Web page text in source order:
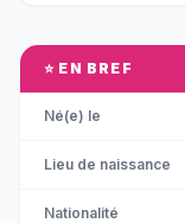
⭐ EN BREF
Né(e) le
Lieu de naissance
Nationalité